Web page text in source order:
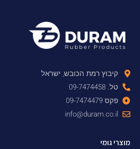
קיבוץ רמת הכובש, ישראל
טל. 09-7474458
פקס 09-7474479
info@duram.co.il
מוצרי גומי